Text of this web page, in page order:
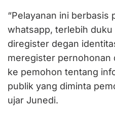
“Pelayanan ini berbasis
whatsapp, terlebih
diregister degan
meregister pernohonan
ke pemohon tentang
publik yang diminta
ujar Junedi.